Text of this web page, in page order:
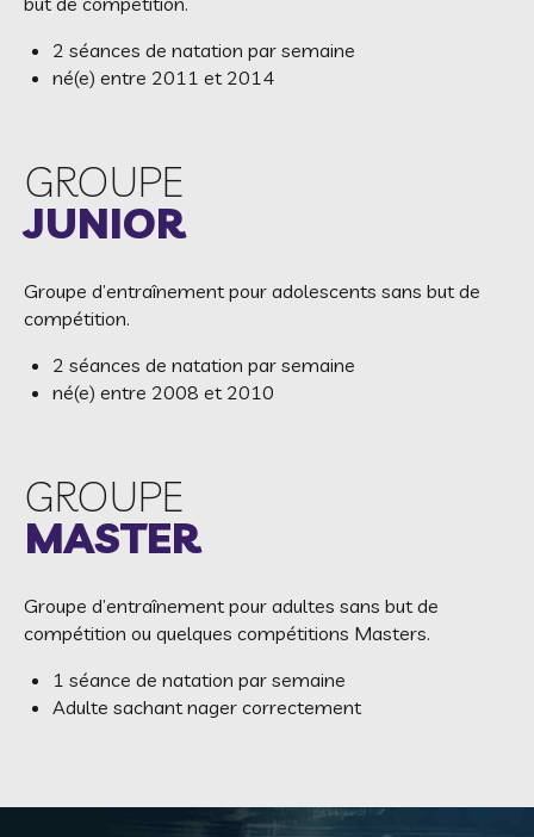
2 séances de natation par semaine
né(e) entre 2011 et 2014
GROUPE
JUNIOR
Groupe d’entraînement pour adolescents sans but de
compétition.
2 séances de natation par semaine
né(e) entre 2008 et 2010
GROUPE
MASTER
Groupe d’entraînement pour adultes sans but de
compétition ou quelques compétitions Masters.
1 séance de natation par semaine
Adulte sachant nager correctement